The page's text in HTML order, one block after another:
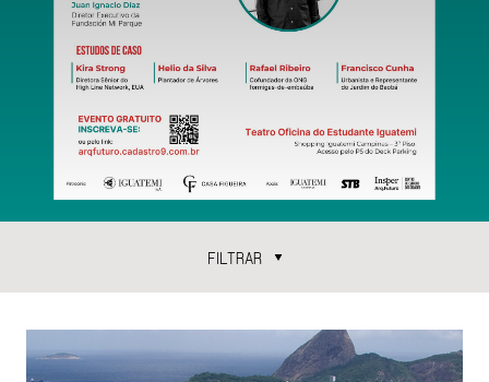
FILTRAR
CATEGORIAS
ARTIGOS
ENCONTROS
ENTREVISTAS